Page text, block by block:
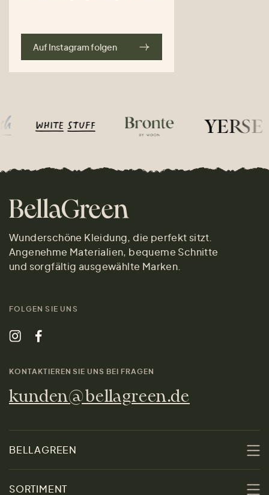
Auf Instagram folgen
Wunderschöne Kleidung, die perfekt sitzt.
Angenehme Materialien, bequeme Schnitte
und sorgfältig ausgewählte Marken.
FOLGEN SIE UNS
KONTAKTIEREN SIE UNS BEI FRAGEN
kunden@bellagreen.de
BELLAGREEN
SORTIMENT